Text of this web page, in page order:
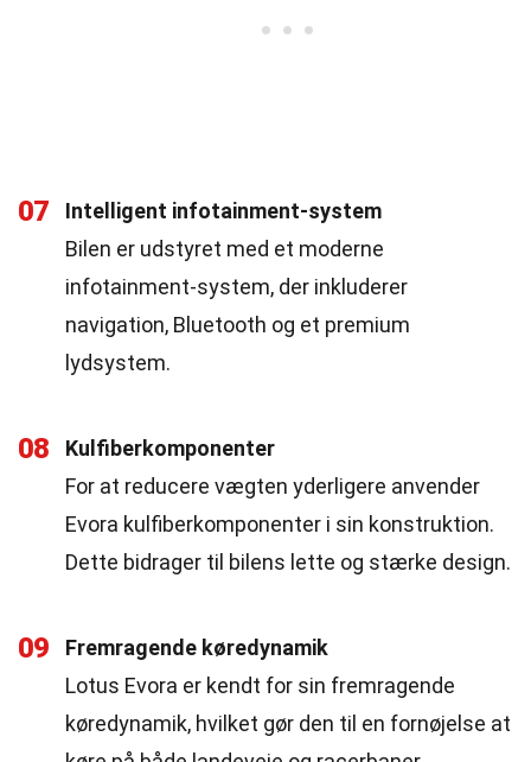
07
Intelligent infotainment-system
Bilen er udstyret med et moderne
infotainment-system, der inkluderer
navigation, Bluetooth og et premium
lydsystem.
08
Kulfiberkomponenter
For at reducere vægten yderligere anvender
Evora kulfiberkomponenter i sin konstruktion.
Dette bidrager til bilens lette og stærke design.
09
Fremragende køredynamik
Lotus Evora er kendt for sin fremragende
køredynamik, hvilket gør den til en fornøjelse at